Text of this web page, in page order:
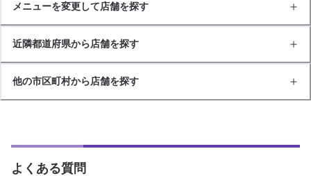
メニューを変更して店舗を探す
近隣都道府県から店舗を探す
他の市区町村から店舗を探す
よくある質問